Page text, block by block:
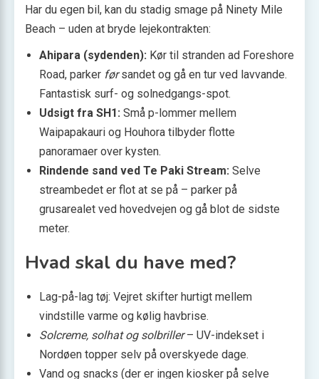
Har du egen bil, kan du stadig smage på Ninety Mile
Beach – uden at bryde lejekontrakten:
Ahipara (sydenden): Kør til stranden ad Foreshore
Road, parker førsandet og gå en tur ved lavvande.
Fantastisk surf- og solnedgangs-spot.
Udsigt fra SH1: Små p-lommer mellem
Waipapakauri og Houhora tilbyder flotte
panoramaer over kysten.
Rindende sand ved Te Paki Stream: Selve
streambedet er flot at se på – parker på
grusarealet ved hovedvejen og gå blot de sidste
meter.
Hvad skal du have med?
Lag-på-lag tøj: Vejret skifter hurtigt mellem
vindstille varme og kølig havbrise.
Solcreme, solhat og solbriller– UV-indekset i
Nordøen topper selv på overskyede dage.
Vand og snacks (der er ingen kiosker på selve